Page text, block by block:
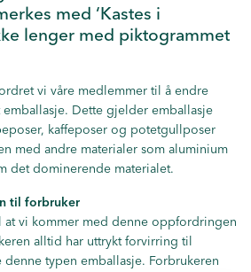
med ‘Kastes i
lenger med piktogrammet
vi våre medlemmer til å endre
emballasje. Dette gjelder emballasje
kaffeposer og potetgullposer
med andre materialer som aluminium
det dominerende materialet.
til forbruker
at vi kommer med denne oppfordringen
alltid har uttrykt forvirring til
denne typen emballasje. Forbrukeren